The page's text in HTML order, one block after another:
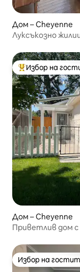
Дом – Cheyenne
Луксъкозно
Най-популярен
Избор на
Дом – Cheyenne
Приветлив дом с
Избор на
Избор на